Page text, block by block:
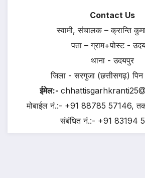
Contact Us
स्वामी, संचालक – क्रान्ति
पता – ग्राम+पोस्ट -
थाना - उदयपुर
जिला - सरगुजा (छत्तीसगढ़)
ईमेल:-
मोबाईल नं.:- +91 88785 57146,
संबंधित नं.:- +91 83194